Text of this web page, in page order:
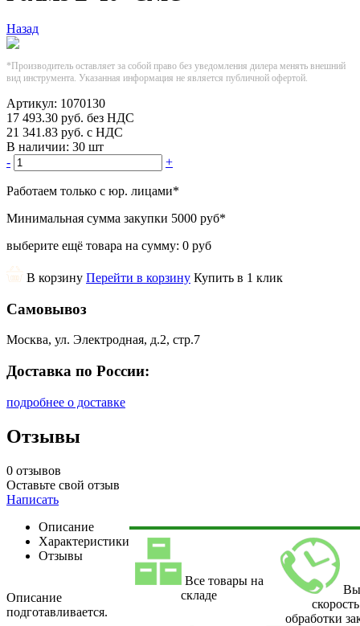
Назад
*Производитель оставляет за собой право без уведомления дилера менять внешний
вид инструмента. Указанная информация не является публичной офертой.
Артикул: 1070130
17 493.30 руб. без НДС
21 341.83 руб. с НДС
В наличии: 30 шт
-
+
Работаем только с юр. лицами*
Минимальная сумма закупки 5000 руб*
выберите ещё товара на сумму: 0 руб
В корзину Перейти в корзину Купить в 1 клик
Самовывоз
Москва, ул. Электродная, д.2, стр.7
Доставка по России:
подробнее о доставке
Отзывы
0 отзывов
Оставьте свой отзыв
Написать
Описание
Характеристики
Отзывы
Описание
подготавливается.
Все товары на
складе
скорость
обработки